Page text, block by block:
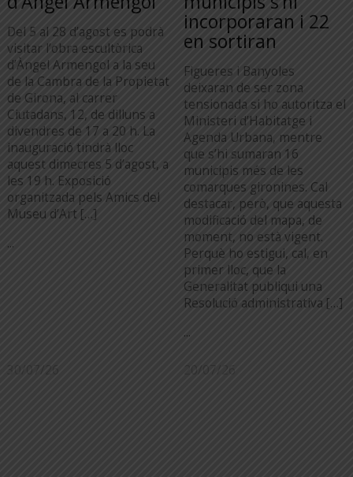
Del 5 al 28 d’agost es podrà
visitar l’obra escultòrica
d’Àngel Armengol a la seu
de la Cambra de la Propietat
de Girona, al carrer
Ciutadans, 12, de dilluns a
divendres de 17 a 20 h. La
inauguració tindrà lloc
aquest dimecres 5 d’agost, a
les 19 h. Exposició
organitzada pels Amics del
Museu d’Art […]
...
incorporaran i 22
en sortiran
Figueres i Banyoles
deixaran de ser zona
tensionada si ho autoritza el
Ministeri d’Habitatge i
Agenda Urbana, mentre
que s’hi sumaran 16
municipis més de les
comarques gironines. Cal
destacar, però, que aquesta
modificació del mapa, de
moment, no està vigent.
Perquè ho estigui, cal, en
primer lloc, que la
Generalitat publiqui una
Resolució administrativa […]
...
30/07/26 20/07/26